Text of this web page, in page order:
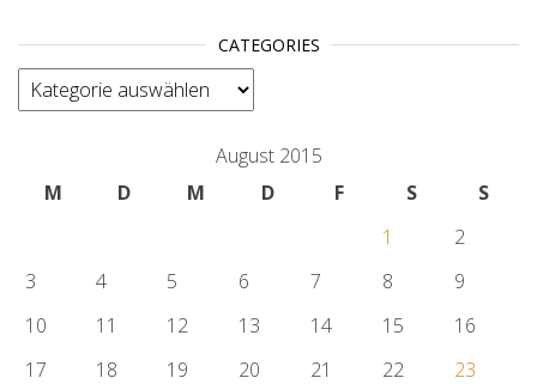
CATEGORIES
categories
August 2015
M
D M D F S
S
1
2
3
4 5 6 7 8
9
10
11 12 13 14 15
16
17
18 19 20 21 22
23